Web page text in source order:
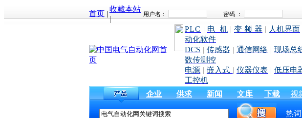
首页 |
收藏本站
|
PLC | 电 机 | 变 频 器 | 人机界面
动化软件
DCS | 传感器 | 通信网络 | 现场总
数传测控
电源 | 嵌入式 | 仪器仪表 | 低压电
工控机
企业
供求 新闻 文库 下载 视
热词